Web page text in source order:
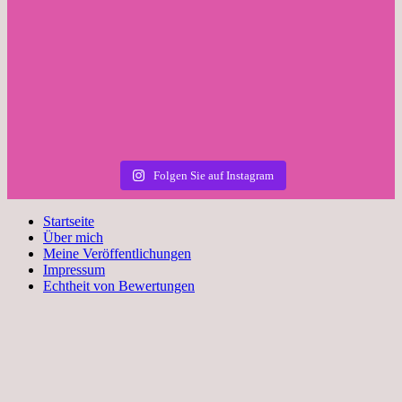
Folgen Sie auf Instagram
Startseite
Über mich
Meine Veröffentlichungen
Impressum
Echtheit von Bewertungen